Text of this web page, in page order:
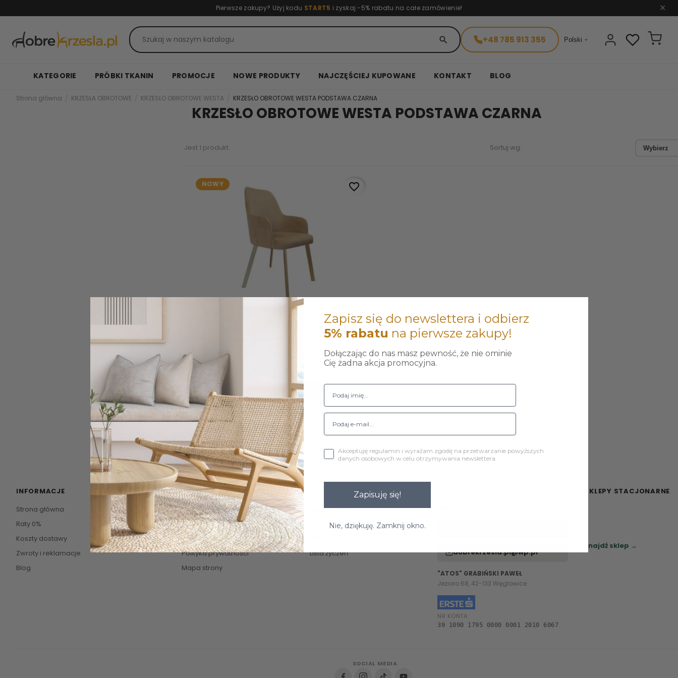
Pierwsze zakupy? Użyj kodu START5 i zyskaj -5% rabatu na całe zamówienie! ✕
search +48 785 913 355 Polski 
KATEGORIE PRÓBKI TKANIN PROMOCJE NOWE PRODUKTY NAJCZĘŚCIEJ KUPOWANE KONTAKT BLOG
Strona główna KRZESŁA OBROTOWE KRZESŁO OBROTOWE WESTA KRZESŁO OBROTOWE WESTA PODSTAWA CZARNA
KRZESŁO OBROTOWE WESTA PODSTAWA CZARNA
Jest 1 produkt. Sortuj wg: Wybierz
Krzesło WESTA tkanina Welur...
519,00 zł
Do koszyka
NOWY favorite_border
Pokazano 1-1 z 1 pozycji
INFORMACJE
Strona główna
Raty 0%
Koszty dostawy
Zwroty i reklamacje
Blog
POMOC
Kontakt
O firmie
Regulamin
Polityka prywatności
Mapa strony
TWOJE KONTO
Zaloguj się
Zarejestruj się
Lista życzeń
dobrekrzesla.pl@wp.pl
"ATOS" GRABIŃSKI PAWEŁ
Jezioro 68, 42-133 Węglowice
NR KONTA:
39 1090 1795 0000 0001 2010 6067
SKLEPY STACJONARNE
Znajdź sklep →
SOCIAL MEDIA
Zapisz się do newslettera i odbierz
5% rabatu na pierwsze zakupy!
Dołączając do nas masz pewność, że nie ominie
Cię żadna akcja promocyjna.
Akceptuję regulamin i wyrażam zgodę na przetwarzanie powyższych
danych osobowych w celu otrzymywania newslettera.
Zapisuję się!
Nie, dziękuję. Zamknij okno.